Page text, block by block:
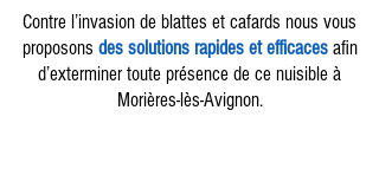
Contre l’invasion de blattes et cafards nous vous
proposons des solutions rapides et efficacesafin
d’exterminer toute présence de ce nuisible à
Morières-lès-Avignon.